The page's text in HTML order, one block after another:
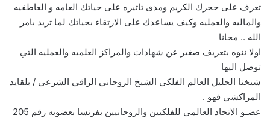
تعرف على حجرك الكريم ومدى تاثيره على حياتك العامه و العاطفيه
والماليه والعمليه وكيف يساعدك على الارتقاء بحياتك لما تريد بامر
الله .. مجانا
اولا ننوه بتعريف صغير عن شهادات والمراكز العلميه والعمليه التي
توصل اليها
شيخنا الجليل العالم الفلكي الشيخ الروحاني الراقي الشرعي / بلقايد
المراكشي فهو .
عضـو الاتحاد العالمي للفلكيين والروحانيين بفرنسا بعضويه رقم 205